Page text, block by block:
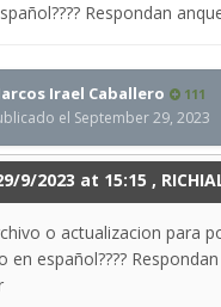
Respondan
Irael Caballero 111
el September 29, 2023
9/2023 at 15:15 ,
o actualizacion para
en español????